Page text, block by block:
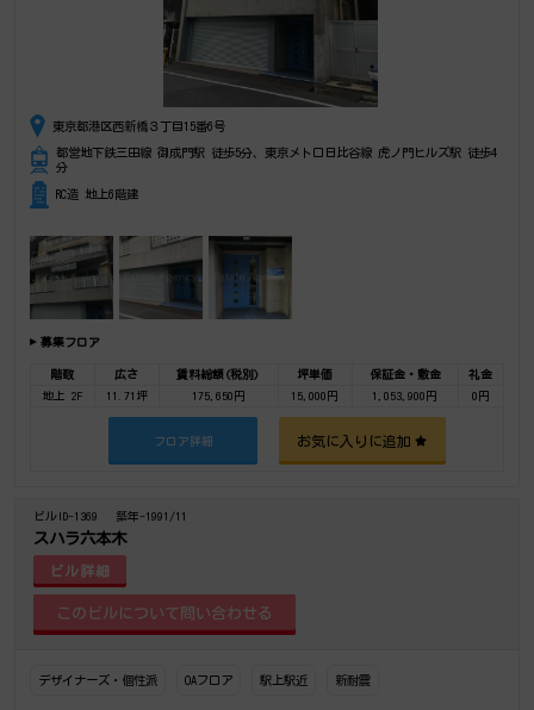
東京都港区西新橋３丁目15番6号
都営地下鉄三田線 御成門駅 徒歩5分、東京メトロ日比谷線 虎ノ門ヒルズ駅 徒歩4
分
RC造 地上6階建
募集フロア
階数 広さ 賃料総額(税別) 坪単価 保証金・敷金
礼金
地上 2F
11.71坪 175,650円 15,000円 1,053,900円 0円
フロア詳細 お気に入りに追加
ビルID-1369 築年-1991/11
スハラ六本木
ビル詳細
デザイナーズ・個性派 OAフロア 駅上駅近 新耐震